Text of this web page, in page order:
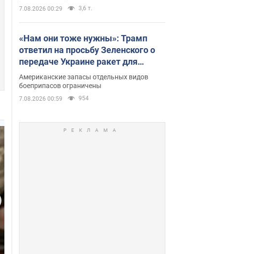
7.08.2026 00:29 3,6 т.
«Нам они тоже нужны»: Трамп
ответил на просьбу Зеленского о
передаче Украине ракет для
Patriot
Американские запасы отдельных видов
боеприпасов ограничены
7.08.2026 00:59 954